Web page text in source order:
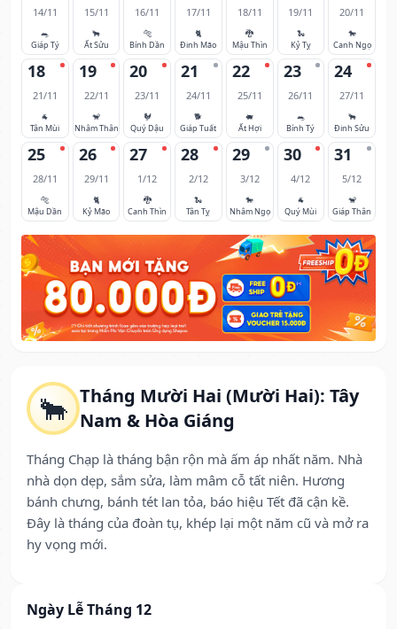
🐂 Tháng Mười Hai (Mười Hai): Tây
Nam & Hòa Giáng
Tháng Chạp là tháng bận rộn mà ấm áp nhất năm. Nhà
nhà dọn dẹp, sắm sửa, làm mâm cỗ tất niên. Hương
bánh chưng, bánh tét lan tỏa, báo hiệu Tết đã cận kề.
Đây là tháng của đoàn tụ, khép lại một năm cũ và mở ra
hy vọng mới.
Ngày Lễ Tháng 12
14/11
🐀
Giáp Tý
15/11
🐂
Ất Sửu
16/11
🐅
Bính Dần
17/11
🐈
Đinh Mão
18/11
🐉
Mậu Thìn
19/11
🐍
Kỷ Tỵ
20/11
🐎
Canh Ngọ
18
21/11
🐐
Tân Mùi
19
22/11
🐒
Nhâm Thân
20
23/11
🐓
Quý Dậu
21
24/11
🐕
Giáp Tuất
22
25/11
🐖
Ất Hợi
23
26/11
🐀
Bính Tý
24
27/11
🐂
Đinh Sửu
25
28/11
🐅
Mậu Dần
26
29/11
🐈
Kỷ Mão
27
1/12
🐉
Canh Thìn
28
2/12
🐍
Tân Tỵ
29
3/12
🐎
Nhâm Ngọ
30
4/12
🐐
Quý Mùi
31
5/12
🐒
Giáp Thân